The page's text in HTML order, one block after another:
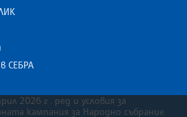
СЕБРА
2026 г . ред и условия за
кампания за Народно събрание